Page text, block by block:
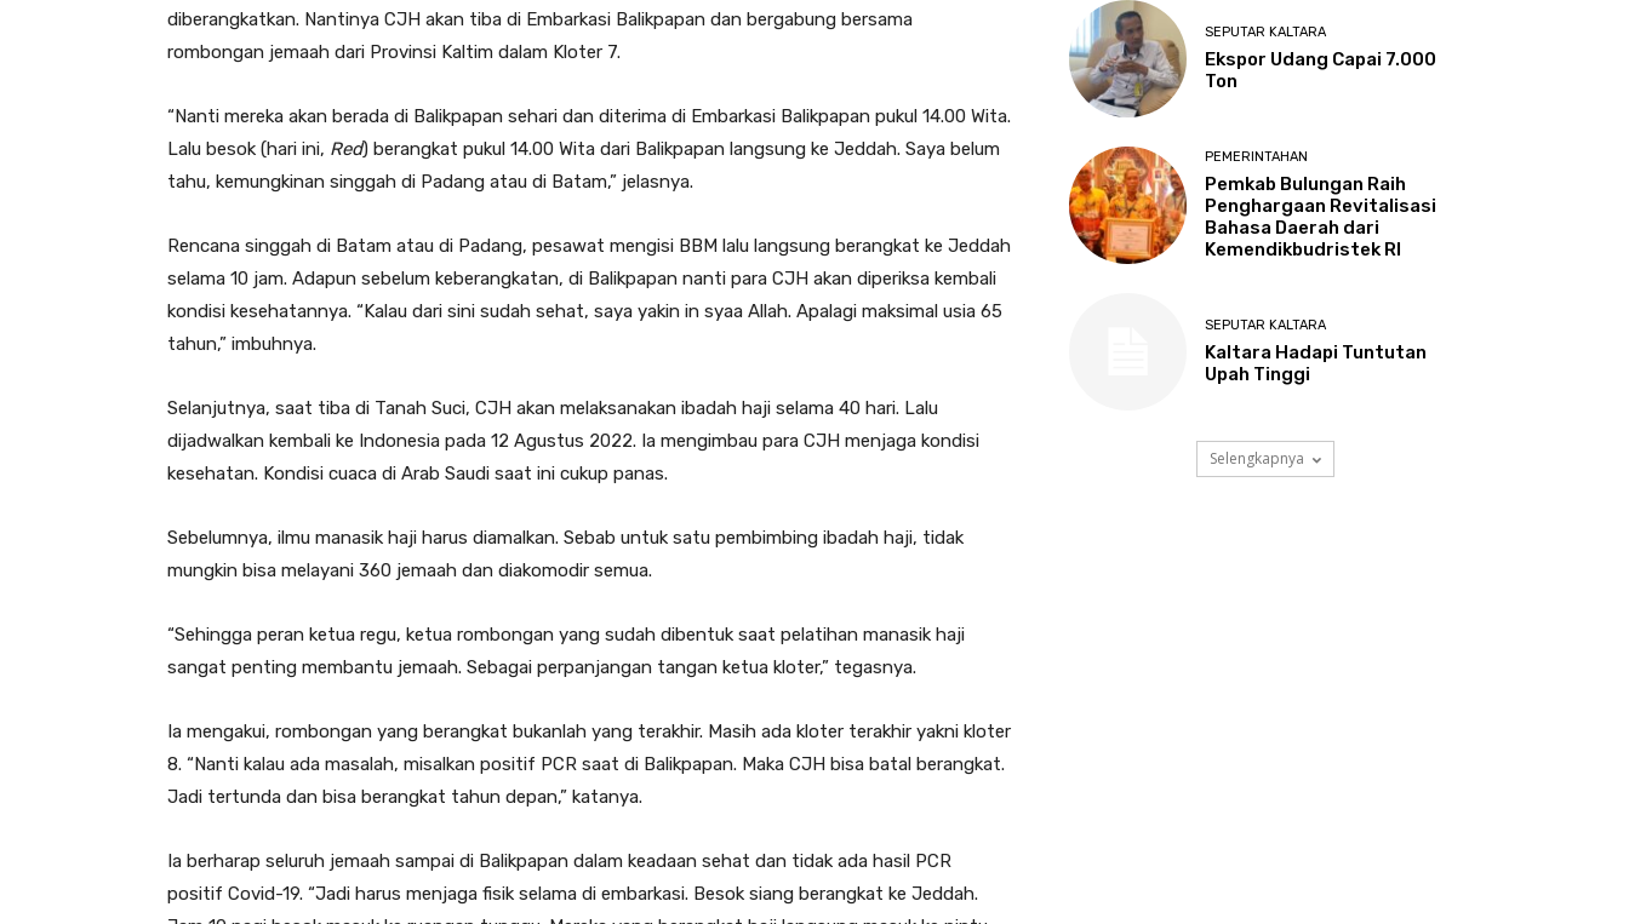
diberangkatkan. Nantinya CJH akan tiba di Embarkasi Balikpapan dan bergabung bersama
rombongan jemaah dari Provinsi Kaltim dalam Kloter 7.
“Nanti mereka akan berada di Balikpapan sehari dan diterima di Embarkasi Balikpapan pukul 14.00 Wita.
Lalu besok (hari ini, Red) berangkat pukul 14.00 Wita dari Balikpapan langsung ke Jeddah. Saya belum
tahu, kemungkinan singgah di Padang atau di Batam,” jelasnya.
Rencana singgah di Batam atau di Padang, pesawat mengisi BBM lalu langsung berangkat ke Jeddah
selama 10 jam. Adapun sebelum keberangkatan, di Balikpapan nanti para CJH akan diperiksa kembali
kondisi kesehatannya. “Kalau dari sini sudah sehat, saya yakin in syaa Allah. Apalagi maksimal usia 65
tahun,” imbuhnya.
Selanjutnya, saat tiba di Tanah Suci, CJH akan melaksanakan ibadah haji selama 40 hari. Lalu
dijadwalkan kembali ke Indonesia pada 12 Agustus 2022. Ia mengimbau para CJH menjaga kondisi
kesehatan. Kondisi cuaca di Arab Saudi saat ini cukup panas.
Sebelumnya, ilmu manasik haji harus diamalkan. Sebab untuk satu pembimbing ibadah haji, tidak
mungkin bisa melayani 360 jemaah dan diakomodir semua.
“Sehingga peran ketua regu, ketua rombongan yang sudah dibentuk saat pelatihan manasik haji
sangat penting membantu jemaah. Sebagai perpanjangan tangan ketua kloter,” tegasnya.
Ia mengakui, rombongan yang berangkat bukanlah yang terakhir. Masih ada kloter terakhir yakni kloter
8. “Nanti kalau ada masalah, misalkan positif PCR saat di Balikpapan. Maka CJH bisa batal berangkat.
Jadi tertunda dan bisa berangkat tahun depan,” katanya.
Ia berharap seluruh jemaah sampai di Balikpapan dalam keadaan sehat dan tidak ada hasil PCR
positif Covid-19. “Jadi harus menjaga fisik selama di embarkasi. Besok siang berangkat ke Jeddah.
SEPUTAR KALTARA
Ekspor Udang Capai 7.000
Ton
PEMERINTAHAN
Pemkab Bulungan Raih
Penghargaan Revitalisasi
Bahasa Daerah dari
Kemendikbudristek RI
SEPUTAR KALTARA
Kaltara Hadapi Tuntutan
Upah Tinggi
Selengkapnya